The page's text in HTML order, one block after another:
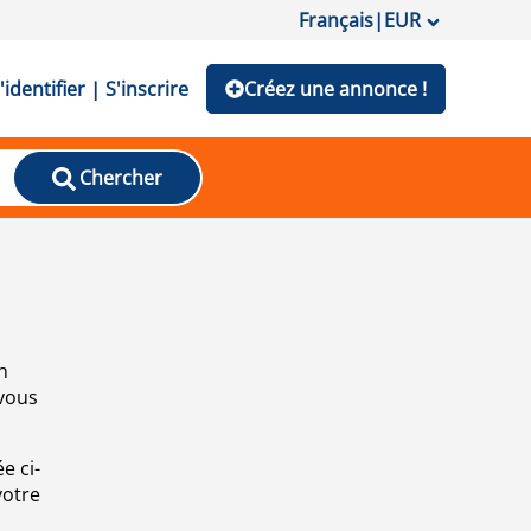
Français|EUR
| S'inscrire Créez une annonce !
Chercher
ci-